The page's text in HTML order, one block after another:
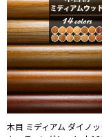
木目 ミディアム ダイノ